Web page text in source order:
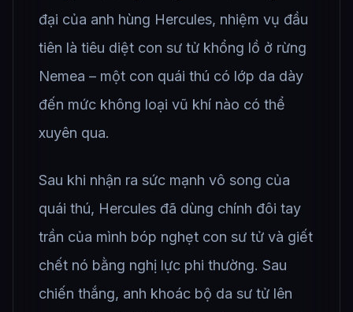
đại của anh hùng Hercules, nhiệm vụ đầu
tiên là tiêu diệt con sư tử khổng lồ ở rừng
Nemea – một con quái thú có lớp da dày
đến mức không loại vũ khí nào có thể
xuyên qua.
Sau khi nhận ra sức mạnh vô song của
quái thú, Hercules đã dùng chính đôi tay
trần của mình bóp nghẹt con sư tử và giết
chết nó bằng nghị lực phi thường. Sau
chiến thắng, anh khoác bộ da sư tử lên